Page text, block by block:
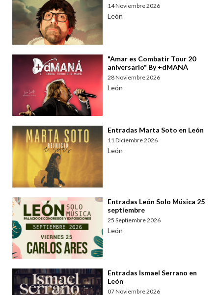
14 Noviembre 2026
León
"Amar es Combatir Tour 20
aniversario" By +dMANÁ
28 Noviembre 2026
León
Entradas Marta Soto en León
11 Diciembre 2026
León
Entradas León Solo Música 25
septiembre
25 Septiembre 2026
León
Entradas Ismael Serrano en
León
07 Noviembre 2026